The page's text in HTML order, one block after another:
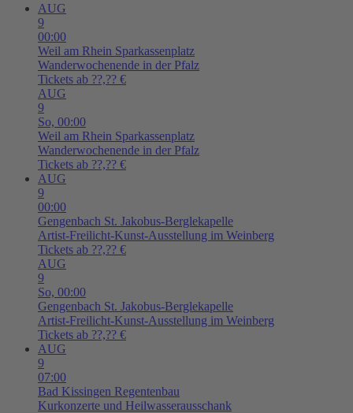
AUG
9
00:00
Weil am Rhein Sparkassenplatz
Wanderwochenende in der Pfalz
Tickets ab ??,?? €
AUG
9
So, 00:00
Weil am Rhein Sparkassenplatz
Wanderwochenende in der Pfalz
Tickets ab ??,?? €
AUG
9
00:00
Gengenbach St. Jakobus-Berglekapelle
Artist-Freilicht-Kunst-Ausstellung im Weinberg
Tickets ab ??,?? €
AUG
9
So, 00:00
Gengenbach St. Jakobus-Berglekapelle
Artist-Freilicht-Kunst-Ausstellung im Weinberg
Tickets ab ??,?? €
AUG
9
07:00
Bad Kissingen Regentenbau
Kurkonzerte und Heilwasserausschank